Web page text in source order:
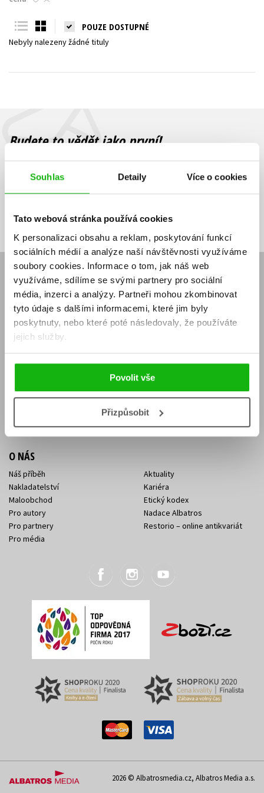
Souhlas Detaily Více o cookies
Tato webová stránka používá cookies
K personalizaci obsahu a reklam, poskytování funkcí
sociálních médií a analýze naší návštěvnosti využíváme
soubory cookies. Informace o tom, jak náš web
využíváme, sdílíme se svými partnery pro sociální
média, inzerci a analýzy. Partneři mohou zkombinovat
tyto údaje s dalšími informacemi, které jim byly
poskytnuty, nebo které poté následovaly, že používáte
jejich služby.
Povolit vše
Přizpůsobit
Young adult (SK)
Všechny tituly
POUZE DOSTUPNÉ
Nebyly nalezeny žádné tituly
Budete to vědět jako první!
Zajímá Vás, jaký knižní hit právě vychází, na jaké zboží je výhodná
sleva, jaká běží soutěž o ceny? Přihlášením k odběru našich e-
souhlasíte se zpracováním osobních údajů
mailová
adresa
mailová
adresa
Vaše e-mailová adresa Přihlásit se
E-SHOP
Aktuality
Naši autoři
Obchodní podmínky
Jak nakoupit
Knižní novinky
Dárkové poukazy
Affiliate program
KONTAKTY
Sídlo společnosti
Kontakty Albatros Media
O NÁS
Náš příběh
Nakladatelství
Maloobchod
Pro autory
Pro partnery
Pro média
Aktuality
Kariéra
Etický kodex
Nadace Albatros
Restorio – online antikvariát
2026 © Albatrosmedia.cz, Albatros Media a.s.